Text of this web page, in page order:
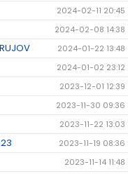
2024-02-11 20:45
2024-02-08 14:38
2024-01-22 13:48
2024-01-02 23:12
2023-12-01 12:39
2023-11-30 09:36
2023-11-22 13:03
2023-11-19 08:36
2023-11-14 11:48